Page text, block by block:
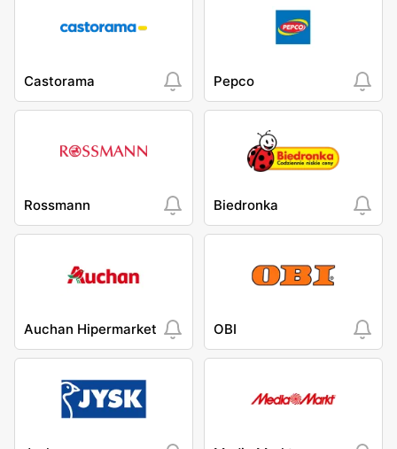
Castorama Pepco
Rossmann Biedronka
Auchan Hipermarket OBI